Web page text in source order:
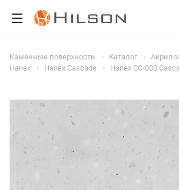
Каменные поверхности Каталог
Hanex
Hanex Cascade Hanex СС-003